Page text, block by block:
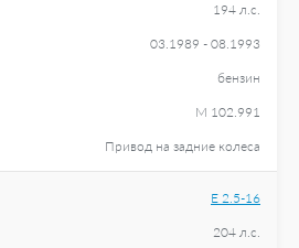
194 л.с.
03.1989 - 08.1993
бензин
M 102.991
Привод на задние колеса
E 2.5-16
204 л.с.